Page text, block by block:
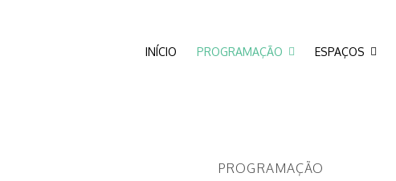
INÍCIO PROGRAMAÇÃO ESPAÇOS
PROGRAMAÇÃO